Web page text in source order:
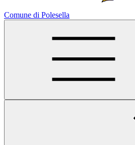
Comune di Polesella